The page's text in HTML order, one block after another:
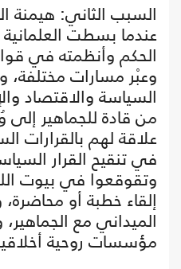
السبب الثاني: هيمنة
عندما بسطت
الحكم وأنظمته في
وعبْر مسارات مختلفة،
السياسة والاقتصاد
من قادة للجماهير إلى
علاقة لهم بالقرارات
في تنقيح القرار
وتقوقعوا في بيوت
إلقاء خطبة أو
الميداني مع
مؤسسات روحية